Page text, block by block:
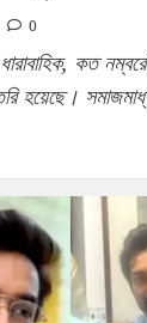
0
কত
হয়েছে।